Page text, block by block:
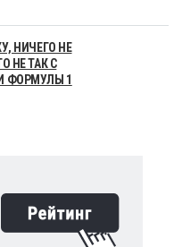
НИЧЕГО НЕ
НЕ ТАК С
ФОРМУЛЫ 1